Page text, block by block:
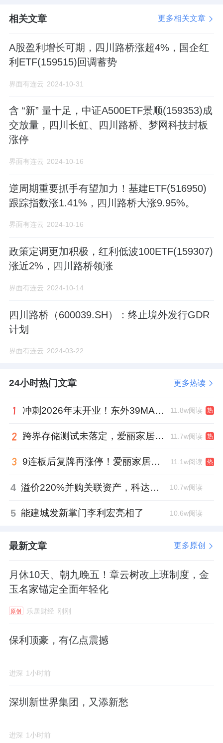
相关文章 更多相关文章
A股盈利增长可期，四川路桥涨超4%，国企红
利ETF(159515)回调蓄势
界面有连云 2024-10-31
含 “新” 量十足，中证A500ETF景顺(159353)成
交放量，四川长虹、四川路桥、梦网科技封板
涨停
界面有连云 2024-10-16
逆周期重要抓手有望加力！基建ETF(516950)
跟踪指数涨1.41%，四川路桥大涨9.95%。
界面有连云 2024-10-16
政策定调更加积极，红利低波100ETF(159307)
涨近2%，四川路桥领涨
界面有连云 2024-10-14
四川路桥（600039.SH）：终止境外发行GDR
计划
界面有连云 2024-03-22
24小时热门文章 更多热读
冲刺2026年末开业！东外39MALL全球招商启幕，重构东直门商圈格局 11.8w阅读 热
跨界存储测试未落定，爱丽家居复牌前自揭多重风险 11.7w阅读 热
9连板后复牌再涨停！爱丽家居市盈率318倍，跨界收购案尚未落地 11.1w阅读 热
4 溢价220%并购关联资产，科达制造近75亿元重组被否 10.7w阅读
5 能建城发新掌门李利宏亮相了 10.6w阅读
最新文章 更多原创
月休10天、朝九晚五！章云树改上班制度，金
玉名家锚定全面年轻化
原创 乐居财经 刚刚
保利顶豪，有亿点震撼
进深 1小时前
深圳新世界集团，又添新愁
进深 1小时前